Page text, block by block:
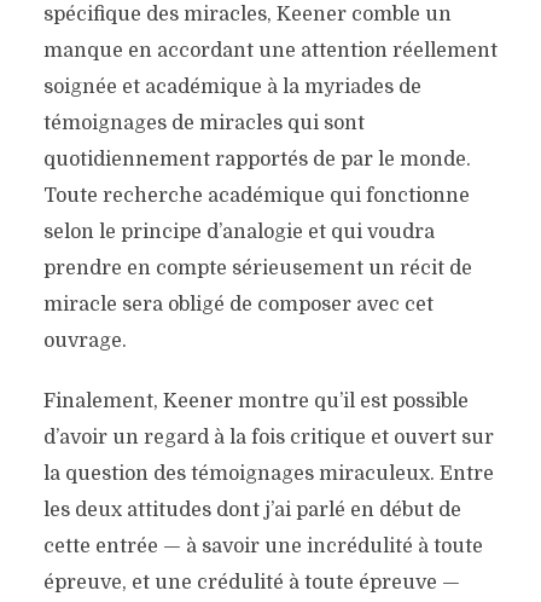
spécifique des miracles, Keener comble un
manque en accordant une attention réellement
soignée et académique à la myriades de
témoignages de miracles qui sont
quotidiennement rapportés de par le monde.
Toute recherche académique qui fonctionne
selon le principe d’analogie et qui voudra
prendre en compte sérieusement un récit de
miracle sera obligé de composer avec cet
ouvrage.
Finalement, Keener montre qu’il est possible
d’avoir un regard à la fois critique et ouvert sur
la question des témoignages miraculeux. Entre
les deux attitudes dont j’ai parlé en début de
cette entrée — à savoir une incrédulité à toute
épreuve, et une crédulité à toute épreuve —